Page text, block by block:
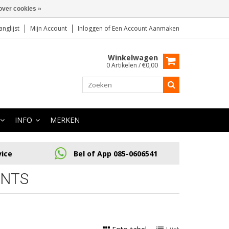
Mijn Account Inloggen of Een Account Aanmaken
Winkelwagen
0 Artikelen / €0,00
INFO MERKEN
Bel of App 085-0606541
cookies »